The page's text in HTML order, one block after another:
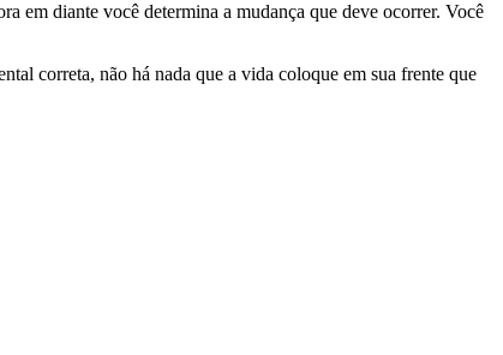
em diante você determina a mudança que deve ocorrer. Você
correta, não há nada que a vida coloque em sua frente que